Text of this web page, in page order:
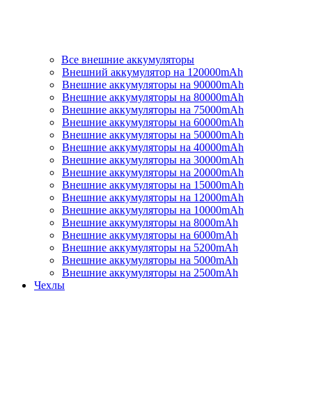
Все внешние аккумуляторы
Внешний аккумулятор на 120000mAh
Внешние аккумуляторы на 90000mAh
Внешние аккумуляторы на 80000mAh
Внешние аккумуляторы на 75000mAh
Внешние аккумуляторы на 60000mAh
Внешние аккумуляторы на 50000mAh
Внешние аккумуляторы на 40000mAh
Внешние аккумуляторы на 30000mAh
Внешние аккумуляторы на 20000mAh
Внешние аккумуляторы на 15000mAh
Внешние аккумуляторы на 12000mAh
Внешние аккумуляторы на 10000mAh
Внешние аккумуляторы на 8000mAh
Внешние аккумуляторы на 6000mAh
Внешние аккумуляторы на 5200mAh
Внешние аккумуляторы на 5000mAh
Внешние аккумуляторы на 2500mAh
Чехлы